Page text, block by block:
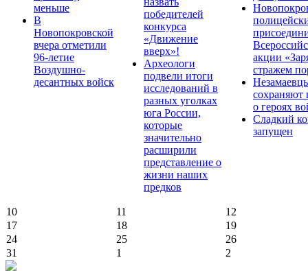
меньше
В
Новопокровской
вчера отметили
96-летие
Воздушно-
десантных войск
победителей
конкурса
«Движение
вверх»!
Археологи
подвели итоги
исследований в
разных уголках
юга России,
которые
значительно
расширили
представление о
жизни наших
предков
акции
стражем
сохраняют
о героях
Сладкий
запущен
10 11
12
17
18
19
24
25
26
31
1 2